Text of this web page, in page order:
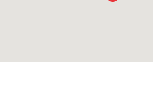
LOCATION